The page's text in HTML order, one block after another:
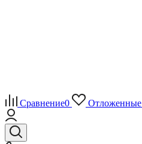
Сравнение0 Отложенные